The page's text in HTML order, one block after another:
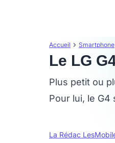
Accueil Smartphone
Le LG
Plus petit ou
Pour lui, le G4
La Rédac